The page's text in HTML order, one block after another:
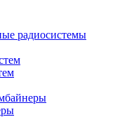
радиосистемы